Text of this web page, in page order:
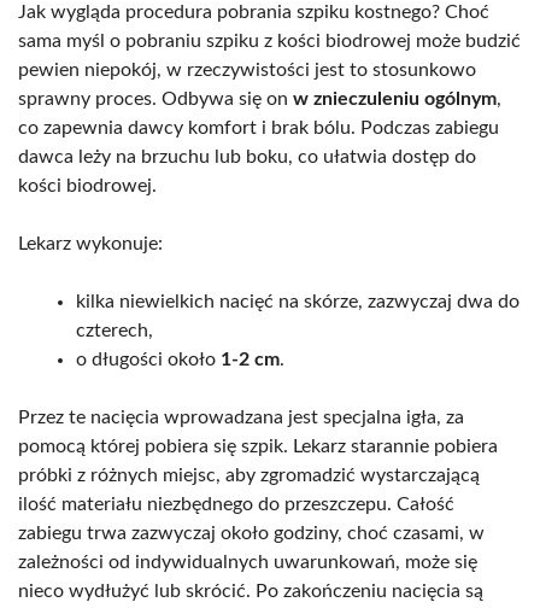
Jak wygląda procedura pobrania szpiku kostnego? Choć
sama myśl o pobraniu szpiku z kości biodrowej może budzić
pewien niepokój, w rzeczywistości jest to stosunkowo
sprawny proces. Odbywa się on w znieczuleniu ogólnym,
co zapewnia dawcy komfort i brak bólu. Podczas zabiegu
dawca leży na brzuchu lub boku, co ułatwia dostęp do
kości biodrowej.
Lekarz wykonuje:
kilka niewielkich nacięć na skórze, zazwyczaj dwa do
czterech,
o długości około 1-2 cm.
Przez te nacięcia wprowadzana jest specjalna igła, za
pomocą której pobiera się szpik. Lekarz starannie pobiera
próbki z różnych miejsc, aby zgromadzić wystarczającą
ilość materiału niezbędnego do przeszczepu. Całość
zabiegu trwa zazwyczaj około godziny, choć czasami, w
zależności od indywidualnych uwarunkowań, może się
nieco wydłużyć lub skrócić. Po zakończeniu nacięcia są